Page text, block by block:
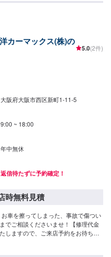
カーマックス(株)の
5.0(2件)
大阪府大阪市西区新町1-11-5
9:00 ~ 18:00
年中無休
返信待たずに予約確定！
時無料見積
車を擦ってしまった、事故で傷つい
でご相談くださいませ！【修理代金
しますので、ご来店予約をお待ちし